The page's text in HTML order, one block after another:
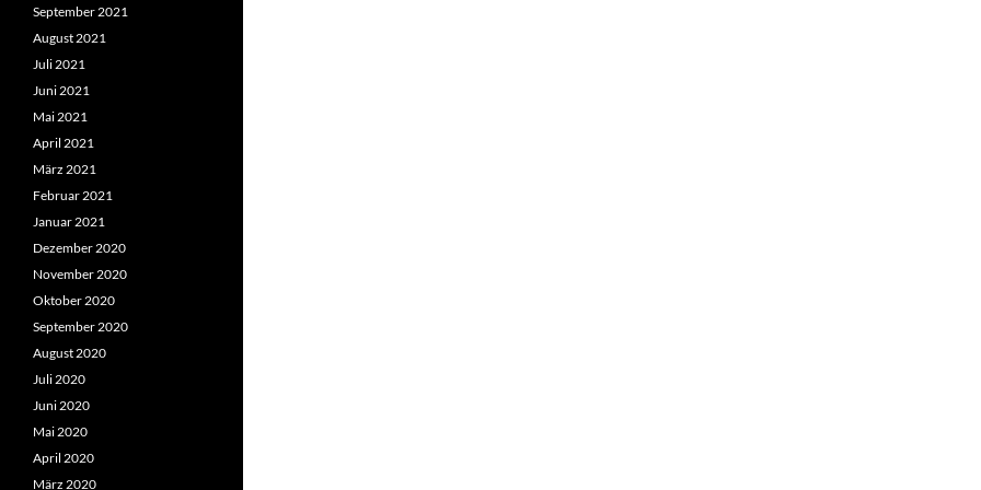
September 2021
August 2021
Juli 2021
Juni 2021
Mai 2021
April 2021
März 2021
Februar 2021
Januar 2021
Dezember 2020
November 2020
Oktober 2020
September 2020
August 2020
Juli 2020
Juni 2020
Mai 2020
April 2020
März 2020